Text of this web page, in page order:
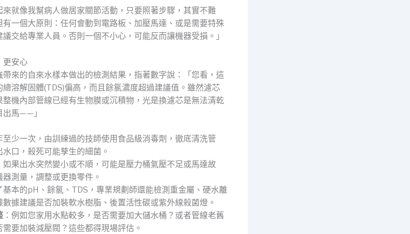
來就像我幫病人做居家關節活動，只要照著步驟，其實不難
一個大原則：任何會動到電路板、加壓馬達、或是需要特殊
交給專業人員。否則一個不小心，可能反而讓機器受損。」
更安心
來的自來水樣本做出的檢測結果，指著數字說：「您看，這
溶解固體(TDS)偏高，而且餘氯濃度超過建議值。雖然濾芯
機內部管線已經有生物膜或沉積物，光是換濾芯是無法清乾
出馬——」
至少一次，由訓練過的技師使用食品級消毒劑，徹底清洗管
口，殺死可能孳生的細菌。
如果出水突然變小或不順，可能是壓力桶氣壓不足或馬達故
測量，調整或更換零件。
基本的pH、餘氯、TDS，專業規劃師還能檢測重金屬、硬水離
據建議是否加裝軟水樹脂、後置活性碳或紫外線殺菌燈。
：例如您家用水點較多，是否需要加大儲水桶？或者管線老舊
要加裝減壓閥？這些都得現場評估。